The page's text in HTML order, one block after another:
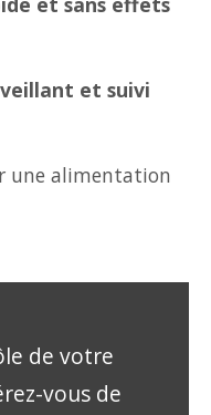
et suivi
une alimentation
de votre
vous de